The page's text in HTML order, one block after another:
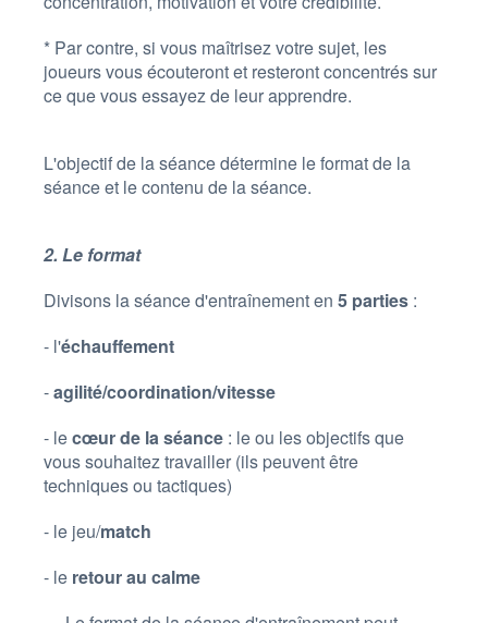
* Par contre, si vous maîtrisez votre sujet, les
joueurs vous écouteront et resteront concentrés sur
ce que vous essayez de leur apprendre.
L'objectif de la séance détermine le format de la
séance et le contenu de la séance.
2. Le format
Divisons la séance d'entraînement en 5 parties :
- l'échauffement
-agilité/coordination/vitesse
- lecœur de la séance : le ou les objectifs que
vous souhaitez travailler (ils peuvent être
techniques ou tactiques)
- le jeu/match
- le retour au calme